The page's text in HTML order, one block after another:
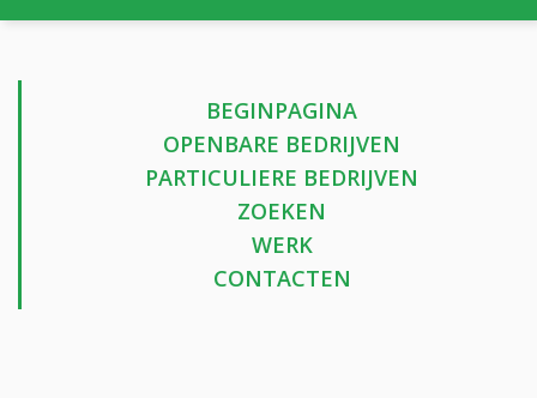
BEGINPAGINA
OPENBARE BEDRIJVEN
PARTICULIERE BEDRIJVEN
ZOEKEN
WERK
CONTACTEN